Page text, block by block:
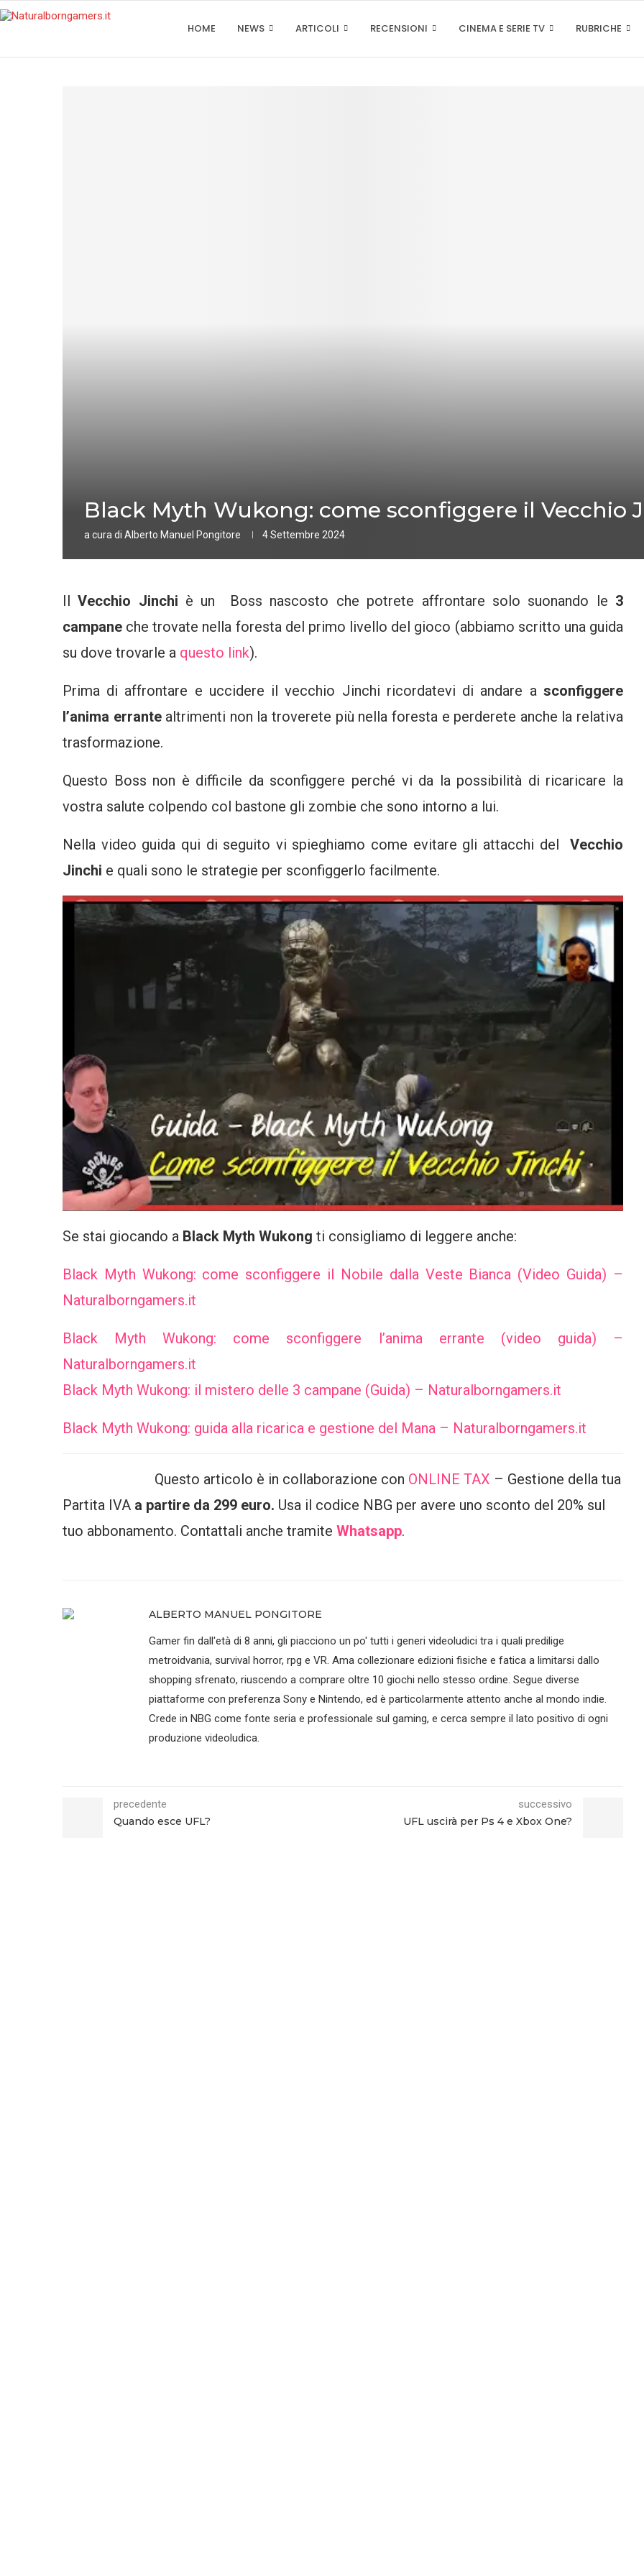
HOME NEWS ARTICOLI RECENSIONI CINEMA E SERIE TV RUBRICHE
Black Myth Wukong: come sconfiggere il Vecchio
a cura di Alberto Manuel Pongitore 4 Settembre 2024
IlVecchio Jinchi è un Boss nascosto che potrete affrontare solo suonando le 3
campane che trovate nella foresta del primo livello del gioco (abbiamo scritto una guida
su dove trovarle a questo link).
Prima di affrontare e uccidere il vecchio Jinchi ricordatevi di andare a sconfiggere
l’anima errantealtrimenti non la troverete più nella foresta e perderete anche la relativa
trasformazione.
Questo Boss non è difficile da sconfiggere perché vi da la possibilità di ricaricare la
vostra salute colpendo col bastone gli zombie che sono intorno a lui.
Nella video guida qui di seguito vi spieghiamo come evitare gli attacchi del Vecchio
Jinchi e quali sono le strategie per sconfiggerlo facilmente.
Se stai giocando a Black Myth Wukong ti consigliamo di leggere anche:
Black Myth Wukong: come sconfiggere il Nobile dalla Veste Bianca (Video Guida) –
Naturalborngamers.it
Black Myth Wukong: come sconfiggere l’anima errante (video guida) –
Naturalborngamers.it
Black Myth Wukong: il mistero delle 3 campane (Guida) – Naturalborngamers.it
Black Myth Wukong: guida alla ricarica e gestione del Mana – Naturalborngamers.it
Questo articolo è in collaborazione con ONLINE TAX – Gestione della tua
Partita IVA a partire da 299 euro. Usa il codice NBG per avere uno sconto del 20% sul
tuo abbonamento. Contattali anche tramite Whatsapp.
ALBERTO MANUEL PONGITORE
Gamer fin dall'età di 8 anni, gli piacciono un po' tutti i generi videoludici tra i quali predilige
metroidvania, survival horror, rpg e VR. Ama collezionare edizioni fisiche e fatica a limitarsi dallo
shopping sfrenato, riuscendo a comprare oltre 10 giochi nello stesso ordine. Segue diverse
piattaforme con preferenza Sony e Nintendo, ed è particolarmente attento anche al mondo indie.
Crede in NBG come fonte seria e professionale sul gaming, e cerca sempre il lato positivo di ogni
produzione videoludica.
precedente
Quando esce UFL?
successivo
UFL uscirà per Ps 4 e Xbox One?